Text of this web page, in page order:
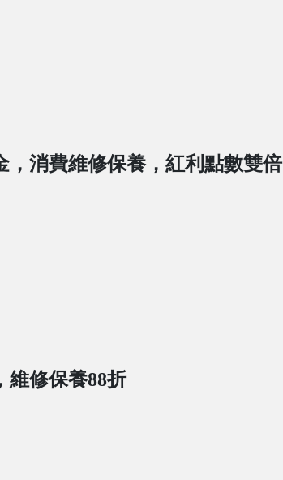
，消費維修保養，紅利點數雙倍
維修保養88折